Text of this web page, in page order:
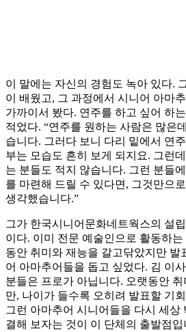
이 말에는 자신의 경험도 녹아 있다.
이 배웠고, 그 과정에서 시니어 아마
가까이서 봤다. 연주를 하고 싶어 하
적었다. “연주를 원하는 사람은 많은
습니다. 그러다 보니 다리 밑에서 연
부는 모습도 흔히 보게 되지요. 그런
는 분들도 적지 않습니다. 그런 분들
를 마련해 드릴 수 있다면, 그것만으
생각했습니다.”
그가 한국시니어문화네트웍스의 설
이다. 이미 전문 예술인으로 활동하
동안 취미와 재능을 갈고닦았지만 발
어 아마추어들을 돕고 싶었다. 김 이
분들은 프로가 아닙니다. 오랫동안 취
만, 나이가 들수록 오히려 발표할 기
그런 아마추어 시니어들을 다시 세상
결해 보자는 것이 이 단체의 출발점